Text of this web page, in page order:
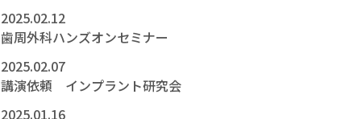
2025.02.12
歯周外科ハンズオンセミナー
2025.02.07
講演依頼 インプラント研究会
2025.01.16